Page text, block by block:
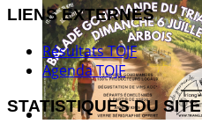
LIENS EXTERNES
Résultats TOJF
Agenda TOJF
STATISTIQUES DU SITE